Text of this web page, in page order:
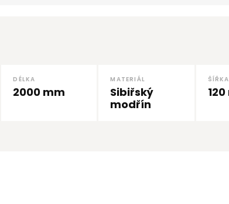
DÉLKA
2000 mm
MATERIÁL
Sibiřský
modřín
ŠÍŘKA